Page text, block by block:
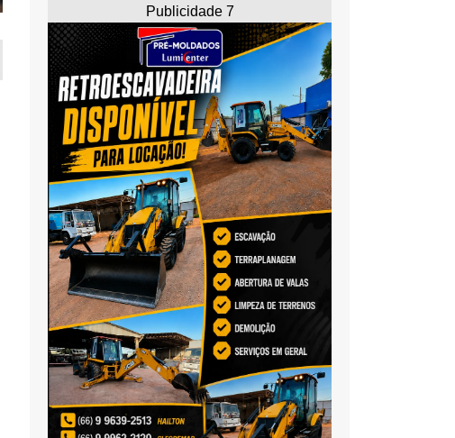
Publicidade 7